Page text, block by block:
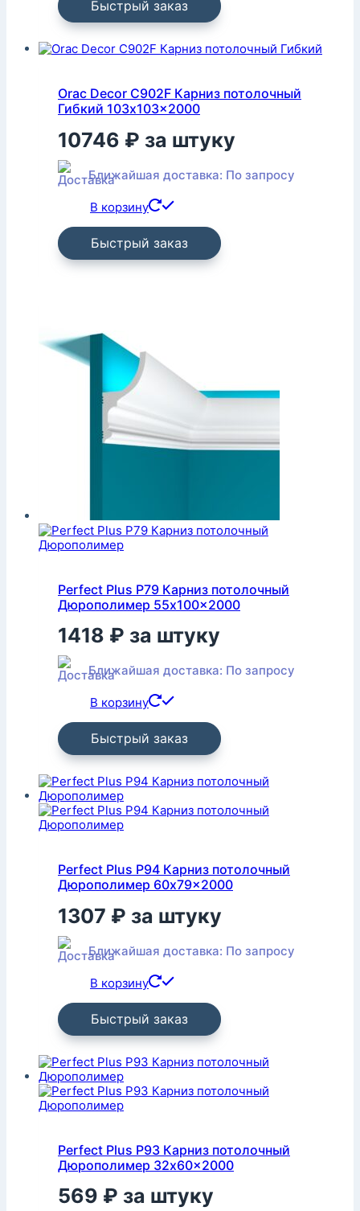
Быстрый заказ
Orac Decor C902F Карниз потолочный
Гибкий 103x103x2000
10746 ₽ за штуку
Ближайшая доставка: По запросу
В корзину
Быстрый заказ
Perfect Plus P79 Карниз потолочный
Дюрополимер 55x100x2000
1418 ₽ за штуку
Ближайшая доставка: По запросу
В корзину
Быстрый заказ
Perfect Plus P94 Карниз потолочный
Дюрополимер 60x79x2000
1307 ₽ за штуку
Ближайшая доставка: По запросу
В корзину
Быстрый заказ
Perfect Plus P93 Карниз потолочный
Дюрополимер 32x60x2000
569 ₽ за штуку